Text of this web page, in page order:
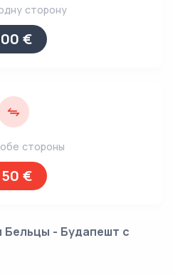
сторону
€
стороны
€
Бельцы - Будапешт с